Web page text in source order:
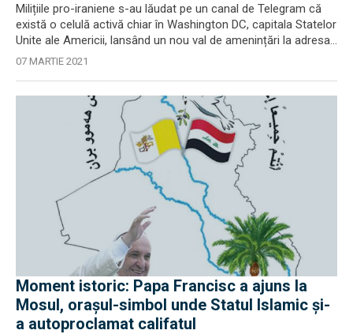
Milițiile pro-iraniene s-au lăudat pe un canal de Telegram că
există o celulă activă chiar în Washington DC, capitala Statelor
Unite ale Americii, lansând un nou val de amenințări la adresa...
07 MARTIE 2021
Moment istoric: Papa Francisc a ajuns la
Mosul, orașul-simbol unde Statul Islamic și-
a autoproclamat califatul